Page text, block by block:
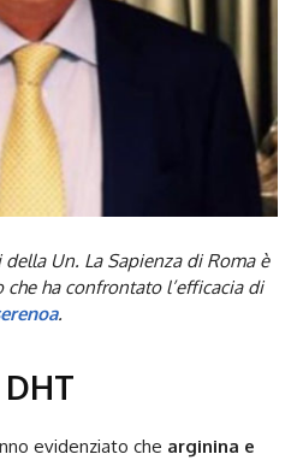
Un. La Sapienza di Roma è
che ha confrontato l’efficacia di
.
evidenziato che arginina e